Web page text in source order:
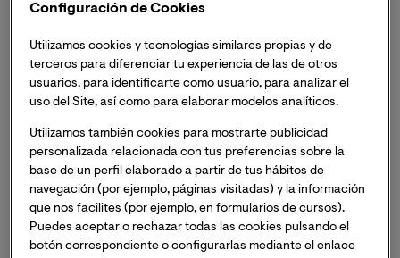
conocimientos, y solo podemos determinar que existe
conservan en la memoria. Pero esto no confirma el
hecho de que aprendamos a base de retener, pues, si el
tiempo juega un papel determinante en el proceso,
tiempo hemos de memorizar los conocimientos para
poder decir que los hemos aprendido?
Sería conveniente cambiar la forma de relacionar la
memoria con el aprendizaje. Este último se encargaría
de introducir los datos en el cerebro y la memoria de
Configuración de Cookies
Utilizamos cookies y tecnologías similares propias y de
terceros para diferenciar tu experiencia de las de otros
usuarios, para identificarte como usuario, para analizar el
uso del Site, así como para elaborar modelos analíticos.
Utilizamos también cookies para mostrarte publicidad
personalizada relacionada con tus preferencias sobre la
base de un perfil elaborado a partir de tus hábitos de
navegación (por ejemplo, páginas visitadas) y la información
que nos facilites (por ejemplo, en formularios de cursos).
Puedes aceptar o rechazar todas las cookies pulsando el
botón correspondiente o configurarlas mediante el enlace